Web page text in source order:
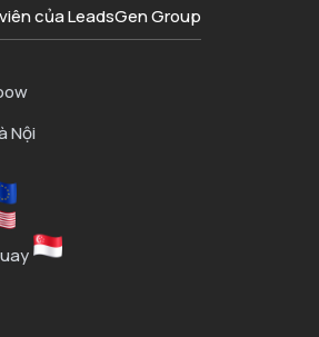
của LeadsGen Group
Nội